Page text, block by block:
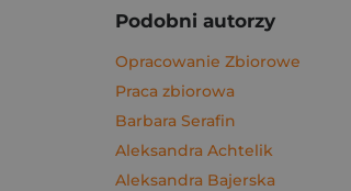
Podobni autorzy
Opracowanie Zbiorowe
Praca zbiorowa
Barbara Serafin
Aleksandra Achtelik
Aleksandra Bajerska